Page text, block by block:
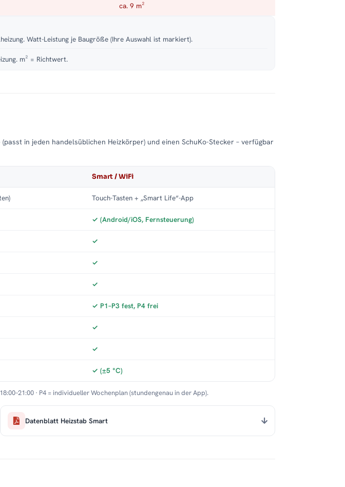
ca. 9 m²
Watt-Leistung je Baugröße (Ihre Auswahl ist markiert).
m² = Richtwert.
in jeden handelsüblichen Heizkörper) und einen SchuKo-Stecker – verfügbar
Smart / WiFi
Touch-Tasten + „Smart Life“-App
✓ (Android/iOS, Fernsteuerung)
✓
✓
✓
✓ P1–P3 fest, P4 frei
✓
✓
✓ (±5 °C)
18:00–21:00 · P4 = individueller Wochenplan (stundengenau in der App).
Datenblatt Heizstab Smart